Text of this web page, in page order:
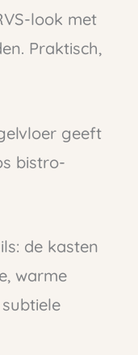
look met
Praktisch,
geeft
bistro-
de kasten
warme